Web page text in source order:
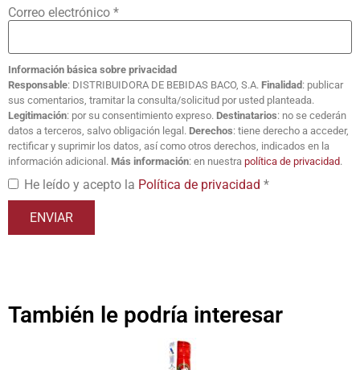
Correo electrónico *
Información básica sobre privacidad
Responsable: DISTRIBUIDORA DE BEBIDAS BACO, S.A. Finalidad : publicar
sus comentarios, tramitar la consulta/solicitud por usted planteada.
Legitimación: por su consentimiento expreso. Destinatarios: no se cederán
datos a terceros, salvo obligación legal. Derechos: tiene derecho a acceder,
rectificar y suprimir los datos, así como otros derechos, indicados en la
información adicional. Más información: en nuestra política de privacidad.
He leído y acepto la Política de privacidad *
También le podría interesar